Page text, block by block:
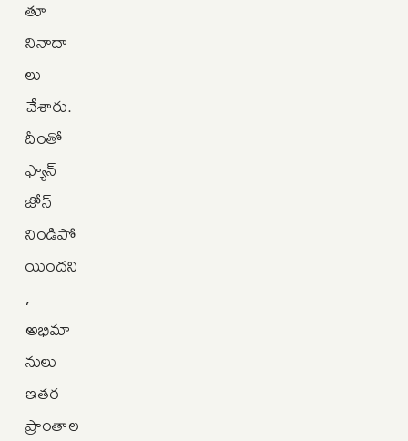
తూ
నినాదా
లు
చేశారు.
దీంతో
ఫ్యాన్
జోన్
నిండిపో
యిందని
,
అభిమా
నులు
ఇతర
ప్రాంతాల